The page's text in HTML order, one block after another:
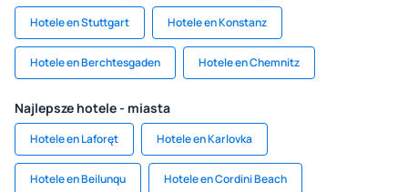
Hotele en Stuttgart Hotele en Konstanz
Hotele en Berchtesgaden Hotele en Chemnitz
Najlepsze hotele - miasta
Hotele en Laforęt Hotele en Karlovka
Hotele en Beilunqu Hotele en Cordini Beach